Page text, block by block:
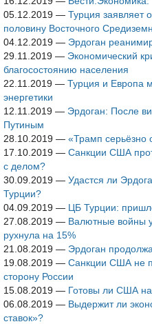
05.12.2019 — Турция заявляет
половину Восточного
04.12.2019 — Эрдоган
29.11.2019 — Экономический
благосостоянию населения
22.11.2019 — Турция и Европа
энергетики
12.11.2019 — Эрдоган: После
Путиным
28.10.2019 — «Трамп серьёзно
17.10.2019 — Санкции США
с делом?
30.09.2019 — Удастся ли
Турции?
04.09.2019 — ЦБ Турции:
27.08.2019 — Валютные войны
рухнула на 15%
21.08.2019 — Эрдоган
19.08.2019 — Санкции США не
сторону России
15.08.2019 — Готовы ли США
06.08.2019 — Выдержит ли
ставок»?